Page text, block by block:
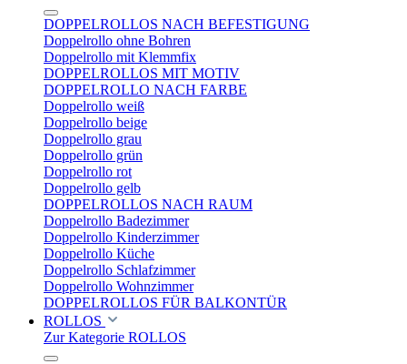
DOPPELROLLOS NACH BEFESTIGUNG
Doppelrollo ohne Bohren
Doppelrollo mit Klemmfix
DOPPELROLLOS MIT MOTIV
DOPPELROLLO NACH FARBE
Doppelrollo weiß
Doppelrollo beige
Doppelrollo grau
Doppelrollo grün
Doppelrollo rot
Doppelrollo gelb
DOPPELROLLOS NACH RAUM
Doppelrollo Badezimmer
Doppelrollo Kinderzimmer
Doppelrollo Küche
Doppelrollo Schlafzimmer
Doppelrollo Wohnzimmer
DOPPELROLLOS FÜR BALKONTÜR
ROLLOS
Zur Kategorie ROLLOS